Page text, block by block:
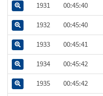
1931 00:45:40
1932 00:45:40
1933 00:45:41
1934 00:45:42
1935 00:45:42